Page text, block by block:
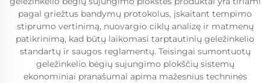
pagal griežtus bandymų protokolus, įskaitant tempimo
stiprumo vertinimą, nuovargio ciklų analizę ir matmenų
patikrinimą, kad būtų laikomasi tarptautinių geležinkelio
standartų ir saugos reglamentų. Teisingai sumontuotų
geležinkelio bėgių sujungimo plokščių sistemų
ekonominiai pranašumai apima mažesnius techninės